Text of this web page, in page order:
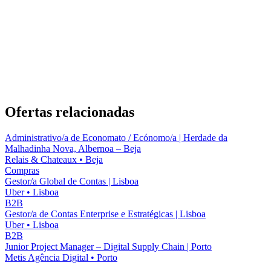
Ofertas relacionadas
Administrativo/a de Economato / Ecónomo/a | Herdade da
Malhadinha Nova, Albernoa – Beja
Relais & Chateaux • Beja
Compras
Gestor/a Global de Contas | Lisboa
Uber • Lisboa
B2B
Gestor/a de Contas Enterprise e Estratégicas | Lisboa
Uber • Lisboa
B2B
Junior Project Manager – Digital Supply Chain | Porto
Metis Agência Digital • Porto